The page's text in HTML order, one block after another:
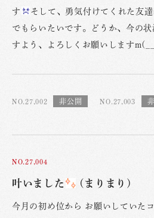
す
そして、勇気付けてくれた友
でもらいたいです。どうか、今の
すよう、よろしくお願いします
NO.27,002 NO.27,003
NO.27,004
叶いました (まりまり)
今月の初め位から お願いしていた